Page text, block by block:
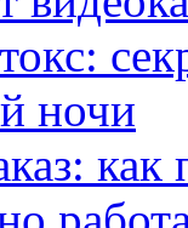
ночи